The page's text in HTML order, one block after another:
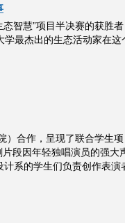
智慧”项目半决赛的获胜
最杰出的生态活动家在
合作，呈现了联合学生项
段因年轻独唱演员的强大
系的学生们负责创作表演